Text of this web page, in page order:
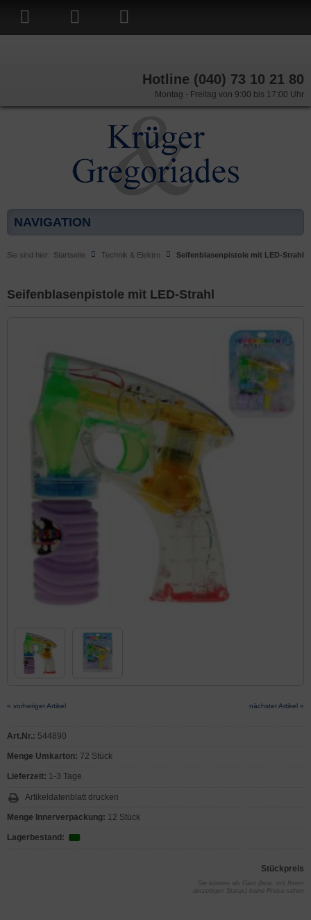
Hotline (040) 73 10 21 80
Montag - Freitag von 9:00 bis 17:00 Uhr
NAVIGATION
Sie sind hier: Startseite Technik & Elektro Seifenblasenpistole mit LED-Strahl
Seifenblasenpistole mit LED-Strahl
« vorheriger Artikel nächster Artikel »
Art.Nr.: 544890
Menge Umkarton: 72 Stück
Lieferzeit: 1-3 Tage
Artikeldatenblatt drucken
Menge Innerverpackung: 12 Stück
Lagerbestand:
Stückpreis
Sie können als Gast (bzw. mit Ihrem
derzeitigen Status) keine Preise sehen